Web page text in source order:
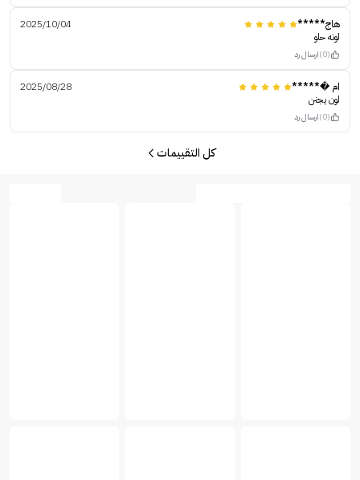
هاج*****
2025/10/04
لونه حلو
(0) ارسال رد
ام �*****
2025/08/28
لون يجنن
(0) ارسال رد
كل التقييمات